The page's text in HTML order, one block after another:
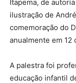
Itapema, de
ilustração de
comemoração do
anualmente em 12
A palestra foi
educação infantil